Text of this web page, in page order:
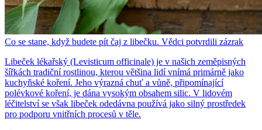
Co se stane, když budete pít čaj z libečku. Vědci potvrdili zázrak
Libeček lékařský (Levisticum officinale) je v našich zeměpisných
šířkách tradiční rostlinou, kterou většina lidí vnímá primárně jako
kuchyňské koření. Jeho výrazná chuť a vůně, připomínající
polévkové koření, je dána vysokým obsahem silic. V lidovém
léčitelství se však libeček odedávna používá jako silný prostředek
pro podporu vnitřních procesů v těle.